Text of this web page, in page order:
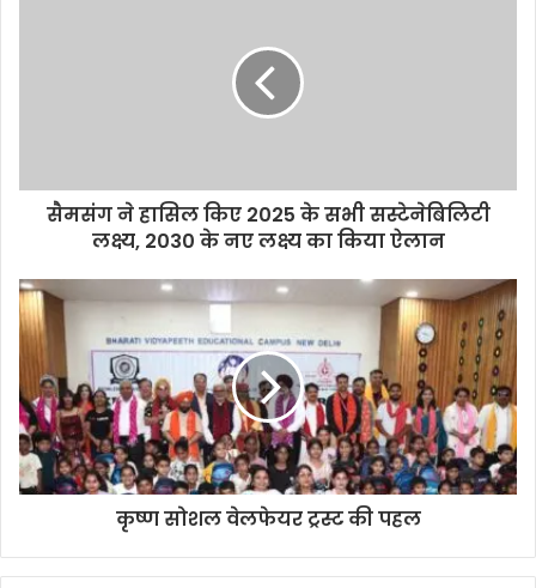
e
सैमसंग ने हासिल किए 2025 के सभी सस्टेनेबिलिटी
लक्ष्य, 2030 के नए लक्ष्य का किया ऐलान
कृष्ण सोशल वेलफेयर ट्रस्ट की पहल